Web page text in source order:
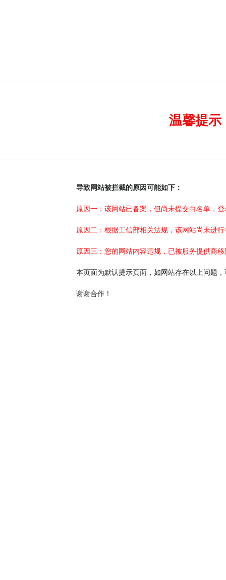
温馨提示
导致网站被拦截的原因可能如下：
原因一：该网站已备案，但尚未提交白名单，
原因二：根据工信部相关法规，该网站尚未进
原因三：您的网站内容违规，已被服务提供商
本页面为默认提示页面，如网站存在以上问题
谢谢合作！